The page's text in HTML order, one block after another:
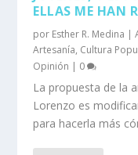
ELLAS ME HAN
por Esther R. Medina |
Artesanía, Cultura
Opinión | 0
La propuesta de la
Lorenzo es
para hacerla más